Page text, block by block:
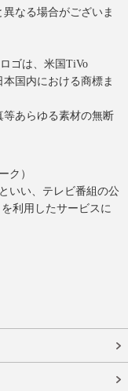
なる場合がございま
ゴは、米国TiVo
国内における商標ま
等あらゆる素材の無断
ク）
いい、テレビ番組の公
利用したサービスに